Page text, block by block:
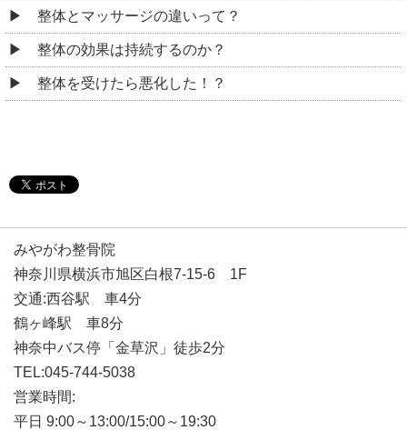
整体とマッサージの違いって？
整体の効果は持続するのか？
整体を受けたら悪化した！？
みやがわ整骨院
神奈川県横浜市旭区白根7-15-6 1F
交通:西谷駅 車4分
鶴ヶ峰駅 車8分
神奈中バス停「金草沢」徒歩2分
TEL:045-744-5038
営業時間:
平日 9:00～13:00/15:00～19:30